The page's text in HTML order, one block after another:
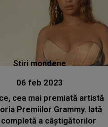
Stiri mondene
06 feb 2023
cea mai premiată artistă
Premiilor Grammy. Iată
a câștigătorilor